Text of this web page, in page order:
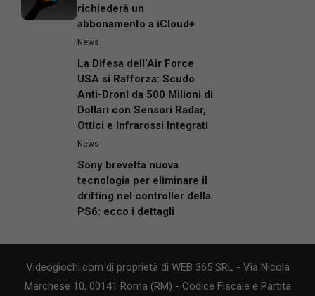
richiederà un
abbonamento a iCloud+
News
La Difesa dell’Air Force
USA si Rafforza: Scudo
Anti-Droni da 500 Milioni di
Dollari con Sensori Radar,
Ottici e Infrarossi Integrati
News
Sony brevetta nuova
tecnologia per eliminare il
drifting nel controller della
PS6: ecco i dettagli
Videogiochi.com di proprietà di WEB 365 SRL - Via Nicola
Marchese 10, 00141 Roma (RM) - Codice Fiscale e Partita